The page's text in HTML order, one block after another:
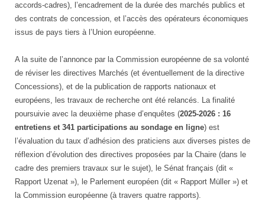
accords-cadres), l’encadrement de la durée des marchés publics et
des contrats de concession, et l’accès des opérateurs économiques
issus de pays tiers à l’Union européenne.
A la suite de l’annonce par la Commission européenne de sa volonté
de réviser les directives Marchés (et éventuellement de la directive
Concessions), et de la publication de rapports nationaux et
européens, les travaux de recherche ont été relancés. La finalité
poursuivie avec la deuxième phase d’enquêtes (2025-2026 : 16
entretiens et 341 participations au sondage en ligne) est
l’évaluation du taux d’adhésion des praticiens aux diverses pistes de
réflexion d’évolution des directives proposées par la Chaire (dans le
cadre des premiers travaux sur le sujet), le Sénat français (dit «
Rapport Uzenat »), le Parlement européen (dit « Rapport Müller ») et
la Commission européenne (à travers quatre rapports).